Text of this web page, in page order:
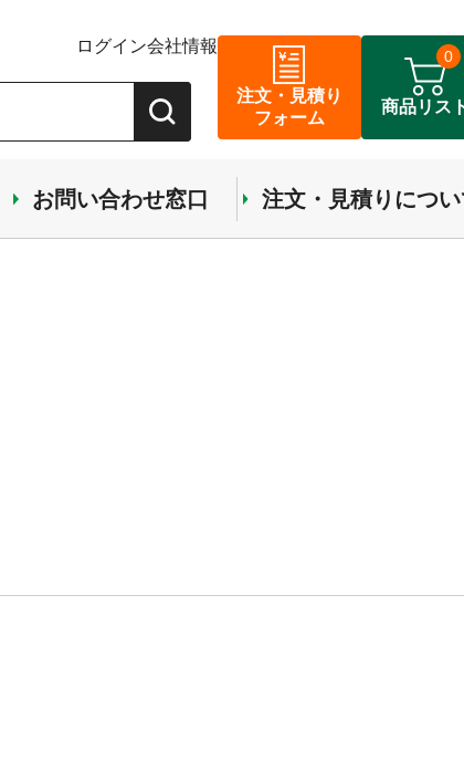
ログイン会社情報
注文・見積り
フォーム
商品リス
0
お問い合わせ窓口 注文・見積りにつ